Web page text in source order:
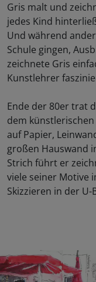
Gris malt und
jedes Kind
Und während
Schule gingen,
zeichnete Gris
Kunstlehrer
Ende der 80er trat
dem
auf Papier,
großen Hauswand
Strich führt er
viele seiner Motive
Skizzieren in der U-